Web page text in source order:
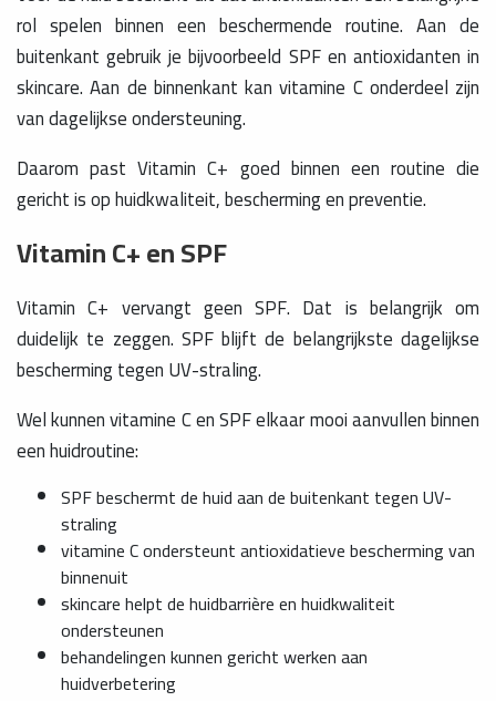
rol spelen binnen een beschermende routine. Aan de
buitenkant gebruik je bijvoorbeeld SPF en antioxidanten in
skincare. Aan de binnenkant kan vitamine C onderdeel zijn
van dagelijkse ondersteuning.
Daarom past Vitamin C+ goed binnen een routine die
gericht is op huidkwaliteit, bescherming en preventie.
Vitamin C+ en SPF
Vitamin C+ vervangt geen SPF. Dat is belangrijk om
duidelijk te zeggen. SPF blijft de belangrijkste dagelijkse
bescherming tegen UV-straling.
Wel kunnen vitamine C en SPF elkaar mooi aanvullen binnen
een huidroutine:
SPF beschermt de huid aan de buitenkant tegen UV-
straling
vitamine C ondersteunt antioxidatieve bescherming van
binnenuit
skincare helpt de huidbarrière en huidkwaliteit
ondersteunen
behandelingen kunnen gericht werken aan
huidverbetering